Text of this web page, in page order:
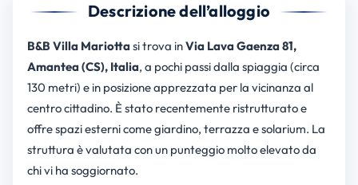
Descrizione dell’alloggio
B&B Villa Mariottasi trova inVia Lava Gaenza 81,
Amantea (CS), Italia, a pochi passi dalla spiaggia (circa
130 metri) e in posizione apprezzata per la vicinanza al
centro cittadino. È stato recentemente ristrutturato e
offre spazi esterni come giardino, terrazza e solarium. La
struttura è valutata con un punteggio molto elevato da
chi vi ha soggiornato.